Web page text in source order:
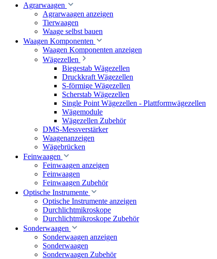
Agrarwaagen
Agrarwaagen anzeigen
Tierwaagen
Waage selbst bauen
Waagen Komponenten
Waagen Komponenten anzeigen
Wägezellen
Biegestab Wägezellen
Druckkraft Wägezellen
S-förmige Wägezellen
Scherstab Wägezellen
Single Point Wägezellen - Plattformwägezellen
Wägemodule
Wägezellen Zubehör
DMS-Messverstärker
Waagenanzeigen
Wägebrücken
Feinwaagen
Feinwaagen anzeigen
Feinwaagen
Feinwaagen Zubehör
Optische Instrumente
Optische Instrumente anzeigen
Durchlichtmikroskope
Durchlichtmikroskope Zubehör
Sonderwaagen
Sonderwaagen anzeigen
Sonderwaagen
Sonderwaagen Zubehör